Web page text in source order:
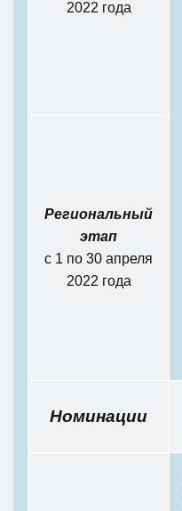
2022 года
Региональный
этап
с 1 по 30 апреля
2022 года
Номинации